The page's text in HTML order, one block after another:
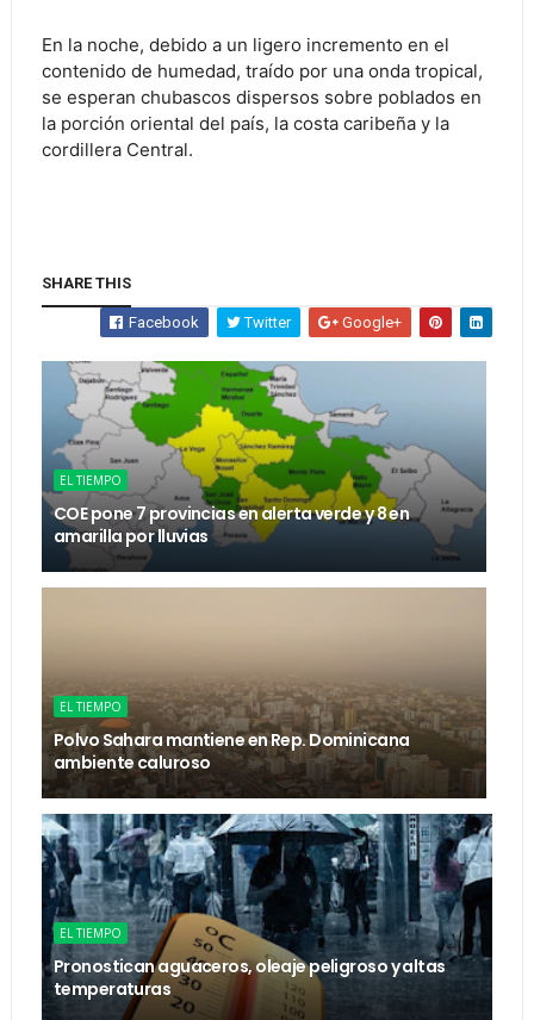
En la noche, debido a un ligero incremento en el
contenido de humedad, traído por una onda tropical,
se esperan chubascos dispersos sobre poblados en
la porción oriental del país, la costa caribeña y la
cordillera Central.
SHARE THIS
Facebook Twitter Google+
EL TIEMPO
COE pone 7 provincias en alerta verde y 8 en
amarilla por lluvias
EL TIEMPO
Polvo Sahara mantiene en Rep. Dominicana
ambiente caluroso
EL TIEMPO
Pronostican aguaceros, oleaje peligroso y altas
temperaturas